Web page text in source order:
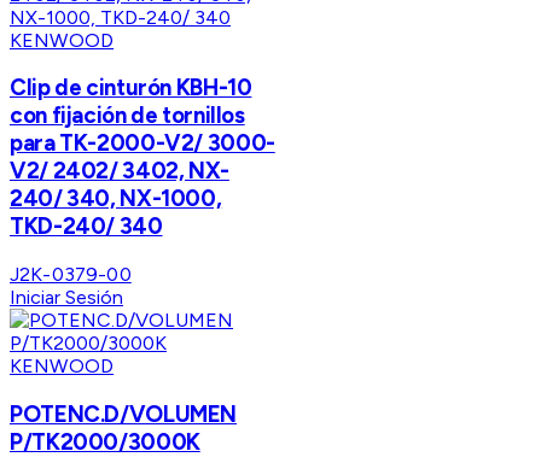
KENWOOD
Clip de cinturón KBH-10
con fijación de tornillos
para TK-2000-V2/ 3000-
V2/ 2402/ 3402, NX-
240/ 340, NX-1000,
TKD-240/ 340
J2K-0379-00
Iniciar Sesión
KENWOOD
POTENC.D/VOLUMEN
P/TK2000/3000K